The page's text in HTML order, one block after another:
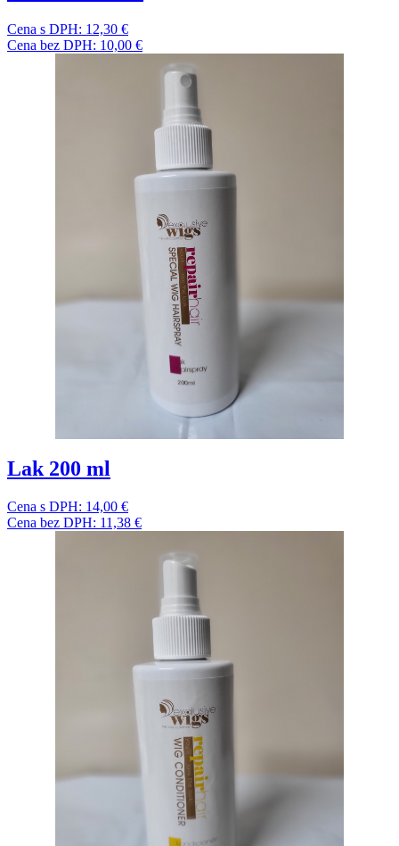
Cena s DPH: 12,30 €
Cena bez DPH: 10,00 €
Lak 200 ml
Cena s DPH: 14,00 €
Cena bez DPH: 11,38 €